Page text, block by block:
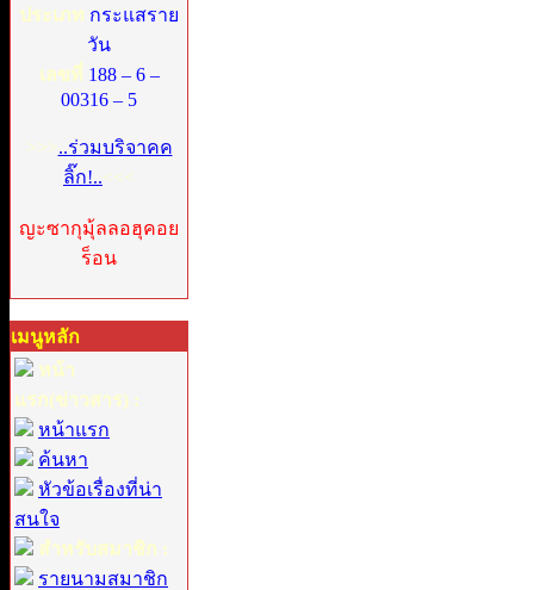
ประเภท กระแสราย
วัน
เลขที่ 188 – 6 –
00316 – 5
>>>..ร่วมบริจาคค
ลิ๊ก!..<<<
ญะซากุมุ้ลลอฮุคอย
ร็อน
เมนูหลัก
หน้า
แรก(ข่าวสาร) :
หน้าแรก
ค้นหา
หัวข้อเรื่องที่น่า
สนใจ
สำหรับสมาชิก :
รายนามสมาชิก